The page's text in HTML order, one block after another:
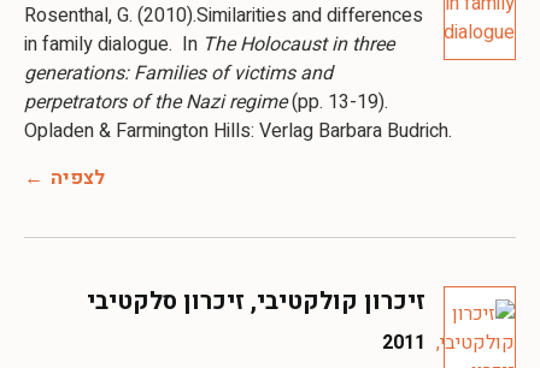
Rosenthal, G. (2010).Similarities and differences
in family dialogue. In The Holocaust in three
generations: Families of victims and
perpetrators of the Nazi regime(pp. 13-19).
Opladen & Farmington Hills: Verlag Barbara Budrich.
לצפיה
זיכרון קולקטיבי, זיכרון סלקטיבי
2011